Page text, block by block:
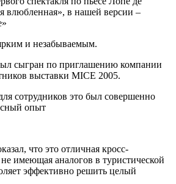
влюбленная», в нашей версии –
и незабываемым.
сыгран по приглашению компании
выставки MICE 2005.
сотрудников это был совершенно
опыт
что это отличная кросс-
имеющая аналогов в туристической
эффективно решить целый